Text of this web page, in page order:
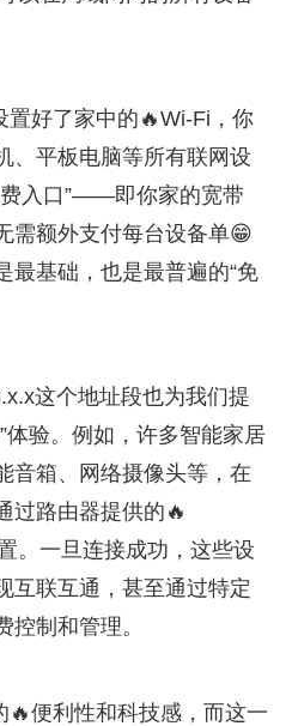
置好了家中的🔥Wi-Fi，你
、平板电脑等所有联网设
入口”——即你家的宽带
额外支付每台设备单😁
最基础，也是最普遍的“免
这个地址段也为我们提
体验。例如，许多智能家居
音箱、网络摄像头等，在
过路由器提供的🔥
。一旦连接成功，这些设
互联互通，甚至通过特定
控制和管理。
🔥便利性和科技感，而这一